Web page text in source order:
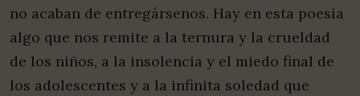
no acaban de entregársenos. Hay en esta poesía
algo que nos remite a la ternura y la crueldad
de los niños, a la insolencia y el miedo final de
los adolescentes y a la infinita soledad que